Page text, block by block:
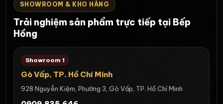
SHOWROOM & KHO HÀNG
Trải nghiệm sản phẩm trực tiếp tại Bếp
Hồng
Showroom 1
Gò Vấp, TP. Hồ Chí Minh
928 Nguyễn Kiệm, Phường 3, Gò Vấp, TP. Hồ Chí Minh